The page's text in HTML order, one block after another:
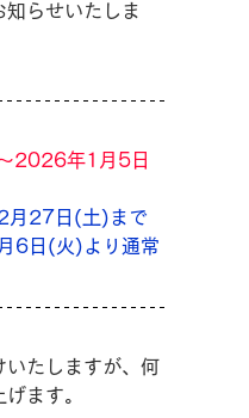
らせいたしま
2026年1月5日
27日(土)まで
6日(火)より通常
いたしますが、何
ます。